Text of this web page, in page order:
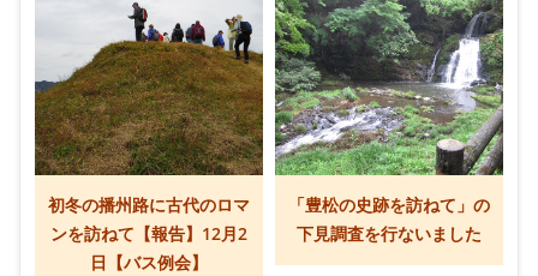
初冬の播州路に古代のロマ
ンを訪ねて【報告】12月2
日【バス例会】
「豊松の史跡を訪ねて」の
下見調査を行ないました